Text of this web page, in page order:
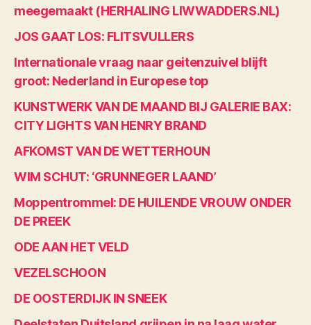
meegemaakt (HERHALING LIWWADDERS.NL)
JOS GAAT LOS: FLITSVULLERS
Internationale vraag naar geitenzuivel blijft
groot: Nederland in Europese top
KUNSTWERK VAN DE MAAND BIJ GALERIE BAX:
CITY LIGHTS VAN HENRY BRAND
AFKOMST VAN DE WETTERHOUN
WIM SCHUT: ‘GRUNNEGER LAAND’
Moppentrommel: DE HUILENDE VROUW ONDER
DE PREEK
ODE AAN HET VELD
VEZELSCHOON
DE OOSTERDIJK IN SNEEK